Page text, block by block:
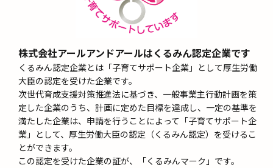
株式会社アールアンドアールはくるみん認定企業です
くるみん認定企業とは「子育てサポート企業」として厚生労働
大臣の認定を受けた企業です。
次世代育成支援対策推進法に基づき、一般事業主行動計画を策
定した企業のうち、計画に定めた目標を達成し、一定の基準を
満たした企業は、申請を行うことによって「子育てサポート企
業」として、厚生労働大臣の認定（くるみん認定）を受けるこ
とができます。
この認定を受けた企業の証が、「くるみんマーク」です。